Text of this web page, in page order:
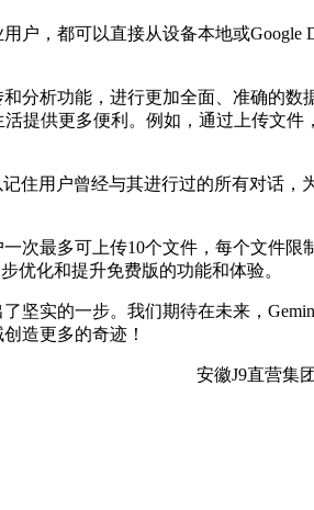
，都可以直接从设备本地或Google
析功能，进行更加全面、准确的数
提供更多便利。例如，通过上传文件
用户曾经与其进行过的所有对话，
最多可上传10个文件，每个文件限
优化和提升免费版的功能和体验。
实的一步。我们期待在未来，
造更多的奇迹！
安徽J9直营集